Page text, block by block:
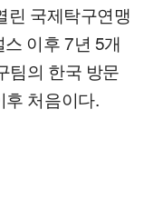
린 국제탁구연맹
이후 7년 5개
팀의 한국 방문
후 처음이다.